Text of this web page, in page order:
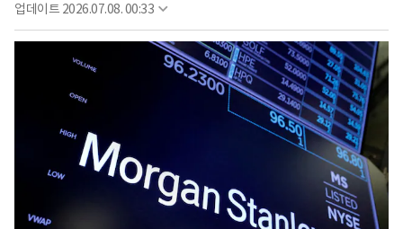
업데이트 2026.07.08. 00:33